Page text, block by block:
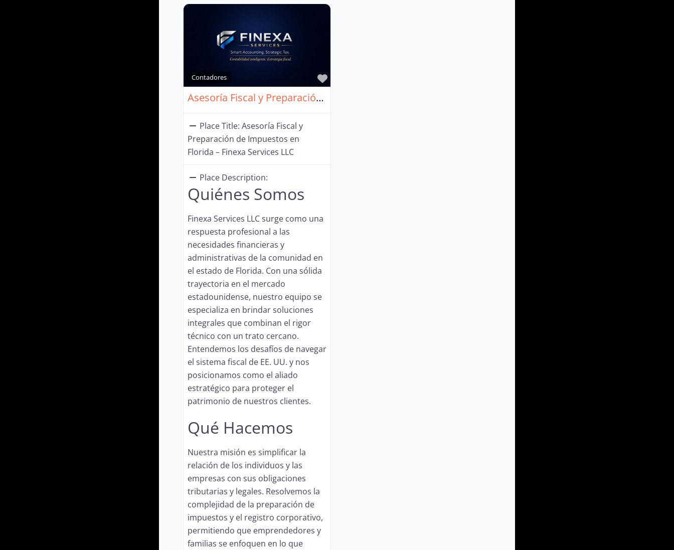
Contadores
Favorito
Asesoría Fiscal y Preparación de Impuestos en Florida – Finexa Services LLC
Place Title: Asesoría Fiscal y
Preparación de Impuestos en
Florida – Finexa Services LLC
Place Description:
Quiénes Somos
Finexa Services LLC surge como una
respuesta profesional a las
necesidades financieras y
administrativas de la comunidad en
el estado de Florida. Con una sólida
trayectoria en el mercado
estadounidense, nuestro equipo se
especializa en brindar soluciones
integrales que combinan el rigor
técnico con un trato cercano.
Entendemos los desafíos de navegar
el sistema fiscal de EE. UU. y nos
posicionamos como el aliado
estratégico para proteger el
patrimonio de nuestros clientes.
Qué Hacemos
Nuestra misión es simplificar la
relación de los individuos y las
empresas con sus obligaciones
tributarias y legales. Resolvemos la
complejidad de la preparación de
impuestos y el registro corporativo,
permitiendo que emprendedores y
familias se enfoquen en lo que